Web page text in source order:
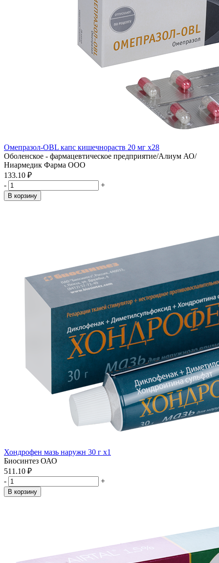
Омепразол-OBL капс кишечнораств 20 мг x28
Оболенское - фармацевтическое предприятие/Алиум АО/
Ниармедик Фарма ООО
133.10 ₽
-
+
В корзину
Хондрофен мазь наружн 30 г x1
Биосинтез ОАО
511.10 ₽
-
+
В корзину